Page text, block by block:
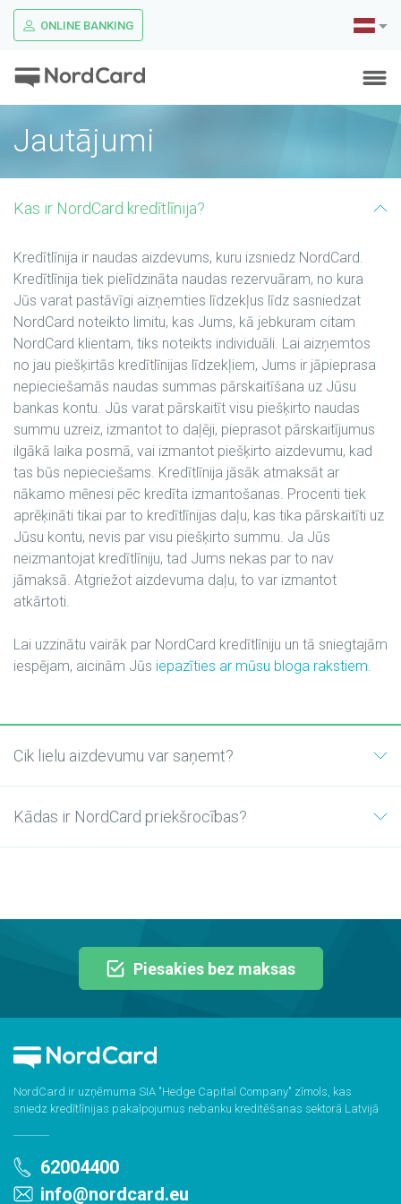
ONLINE BANKING
Jautājumi
Kas ir NordCard kredītlīnija?
Kredītlīnija ir naudas aizdevums, kuru izsniedz NordCard.
Kredītlīnija tiek pielīdzināta naudas rezervuāram, no kura
Jūs varat pastāvīgi aizņemties līdzekļus līdz sasniedzat
NordCard noteikto limitu, kas Jums, kā jebkuram citam
NordCard klientam, tiks noteikts individuāli. Lai aizņemtos
no jau piešķirtās kredītlīnijas līdzekļiem, Jums ir jāpieprasa
nepieciešamās naudas summas pārskaitīšana uz Jūsu
bankas kontu. Jūs varat pārskaitīt visu piešķirto naudas
summu uzreiz, izmantot to daļēji, pieprasot pārskaitījumus
ilgākā laika posmā, vai izmantot piešķirto aizdevumu, kad
tas būs nepieciešams. Kredītlīnija jāsāk atmaksāt ar
nākamo mēnesi pēc kredīta izmantošanas. Procenti tiek
aprēķināti tikai par to kredītlīnijas daļu, kas tika pārskaitīti uz
Jūsu kontu, nevis par visu piešķirto summu. Ja Jūs
neizmantojat kredītlīniju, tad Jums nekas par to nav
jāmaksā. Atgriežot aizdevuma daļu, to var izmantot
atkārtoti.
Lai uzzinātu vairāk par NordCard kredītlīniju un tā sniegtajām
iespējam, aicinām Jūs iepazīties ar mūsu bloga rakstiem.
Cik lielu aizdevumu var saņemt?
Kādas ir NordCard priekšrocības?
Piesakies bez maksas
NordCard ir uzņēmuma SIA "Hedge Capital Company" zīmols, kas
sniedz kredītlīnijas pakalpojumus nebanku kreditēšanas sektorā Latvijā
62004400
info@nordcard.eu